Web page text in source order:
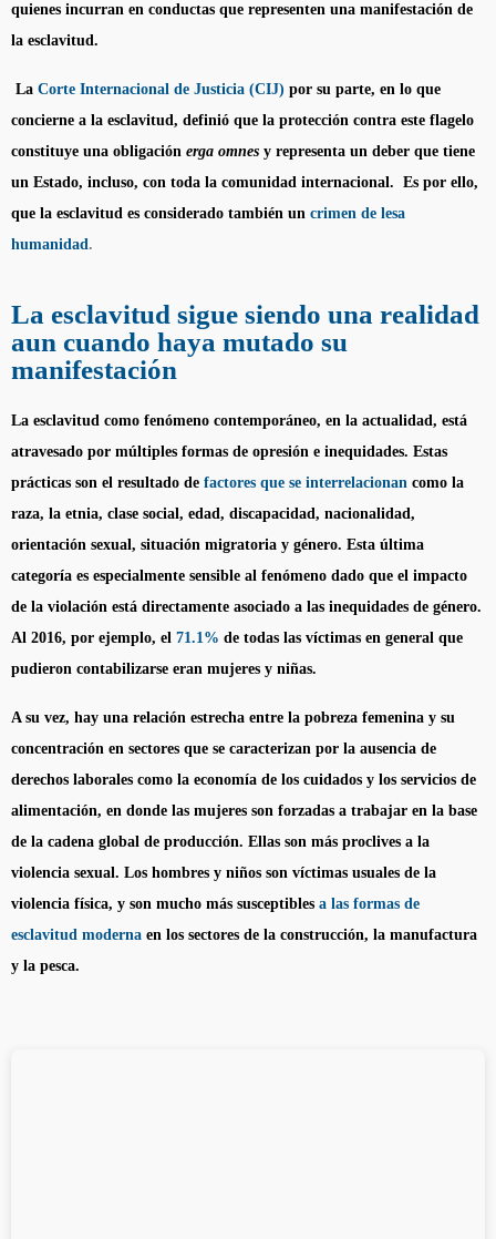
quienes incurran en conductas que representen una manifestación de
la esclavitud.
La Corte Internacional de Justicia (CIJ) por su parte, en lo que
concierne a la esclavitud, definió que la protección contra este flagelo
constituye una obligación erga omnes y representa un deber que tiene
un Estado, incluso, con toda la comunidad internacional. Es por ello,
que la esclavitud es considerado también un crimen de lesa
humanidad.
La esclavitud sigue siendo una realidad
aun cuando haya mutado su
manifestación
La esclavitud como fenómeno contemporáneo, en la actualidad, está
atravesado por múltiples formas de opresión e inequidades. Estas
prácticas son el resultado de factores que se interrelacionan como la
raza, la etnia, clase social, edad, discapacidad, nacionalidad,
orientación sexual, situación migratoria y género. Esta última
categoría es especialmente sensible al fenómeno dado que el impacto
de la violación está directamente asociado a las inequidades de género.
Al 2016, por ejemplo, el 71.1% de todas las víctimas en general que
pudieron contabilizarse eran mujeres y niñas.
A su vez, hay una relación estrecha entre la pobreza femenina y su
concentración en sectores que se caracterizan por la ausencia de
derechos laborales como la economía de los cuidados y los servicios de
alimentación, en donde las mujeres son forzadas a trabajar en la base
de la cadena global de producción. Ellas son más proclives a la
violencia sexual. Los hombres y niños son víctimas usuales de la
violencia física, y son mucho más susceptibles a las formas de
esclavitud moderna en los sectores de la construcción, la manufactura
y la pesca.